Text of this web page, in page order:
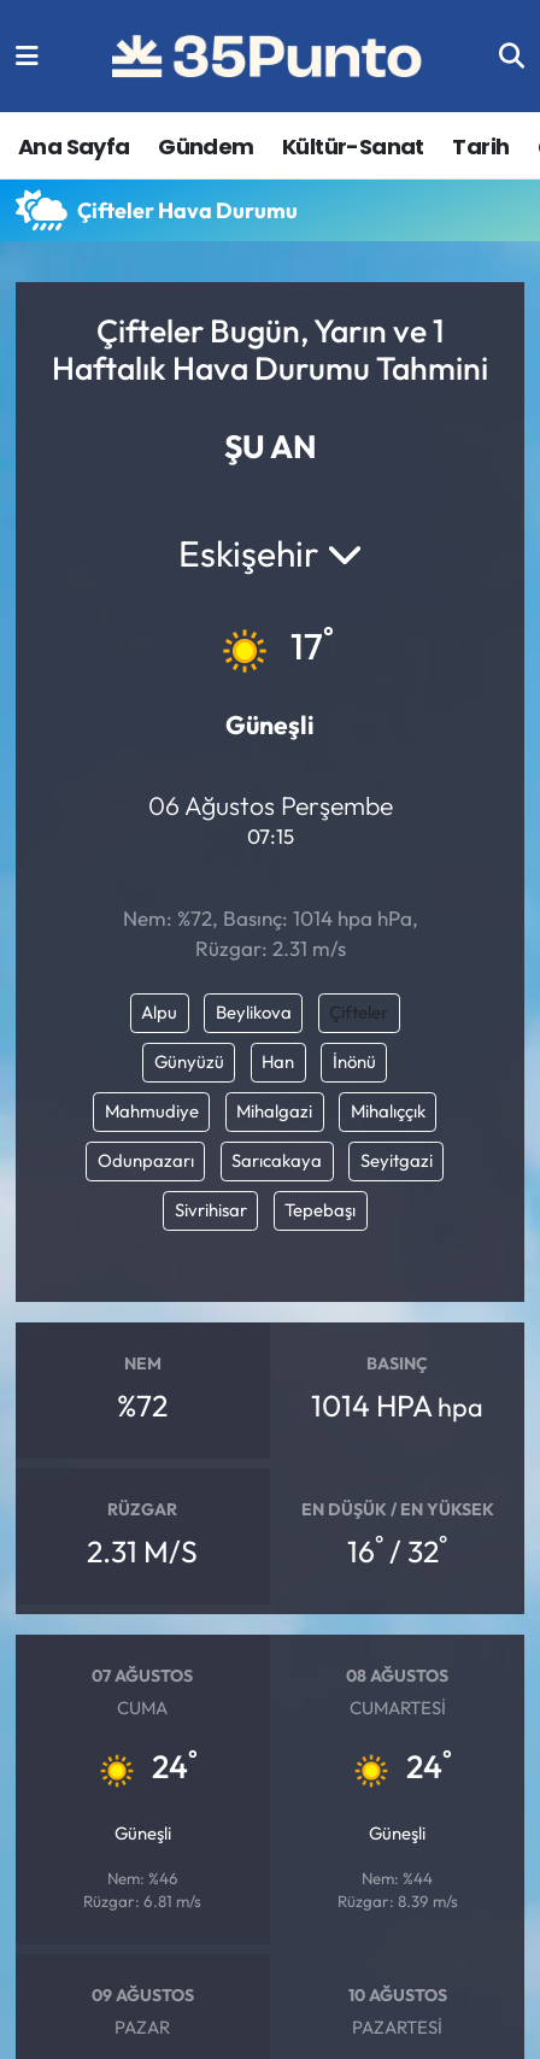
Ana Sayfa Gündem Kültür-Sanat Tarih
Çifteler Hava Durumu
Çifteler Bugün, Yarın ve 1
Haftalık Hava Durumu Tahmini
ŞU AN
Eskişehir
17°
Güneşli
06 Ağustos Perşembe
07:15
Nem: %72, Basınç: 1014 hpa hPa,
Rüzgar: 2.31 m/s
Alpu Beylikova Çifteler
Günyüzü Han İnönü
Mahmudiye Mihalgazi Mihalıççık
Odunpazarı Sarıcakaya Seyitgazi
Sivrihisar Tepebaşı
NEM
%72
BASINÇ
1014 HPA hpa
RÜZGAR
2.31 M/S
EN DÜŞÜK / EN YÜKSEK
16° / 32°
07 AĞUSTOS
CUMA
24°
Güneşli
Nem: %46
Rüzgar: 6.81 m/s
08 AĞUSTOS
CUMARTESI
24°
Güneşli
Nem: %44
Rüzgar: 8.39 m/s
09 AĞUSTOS
PAZAR
10 AĞUSTOS
PAZARTESI